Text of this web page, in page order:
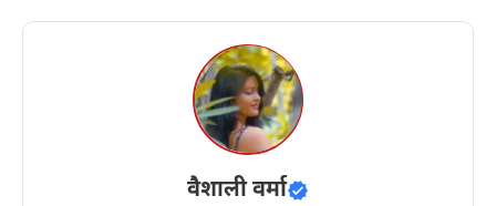
वैशाली वर्मा